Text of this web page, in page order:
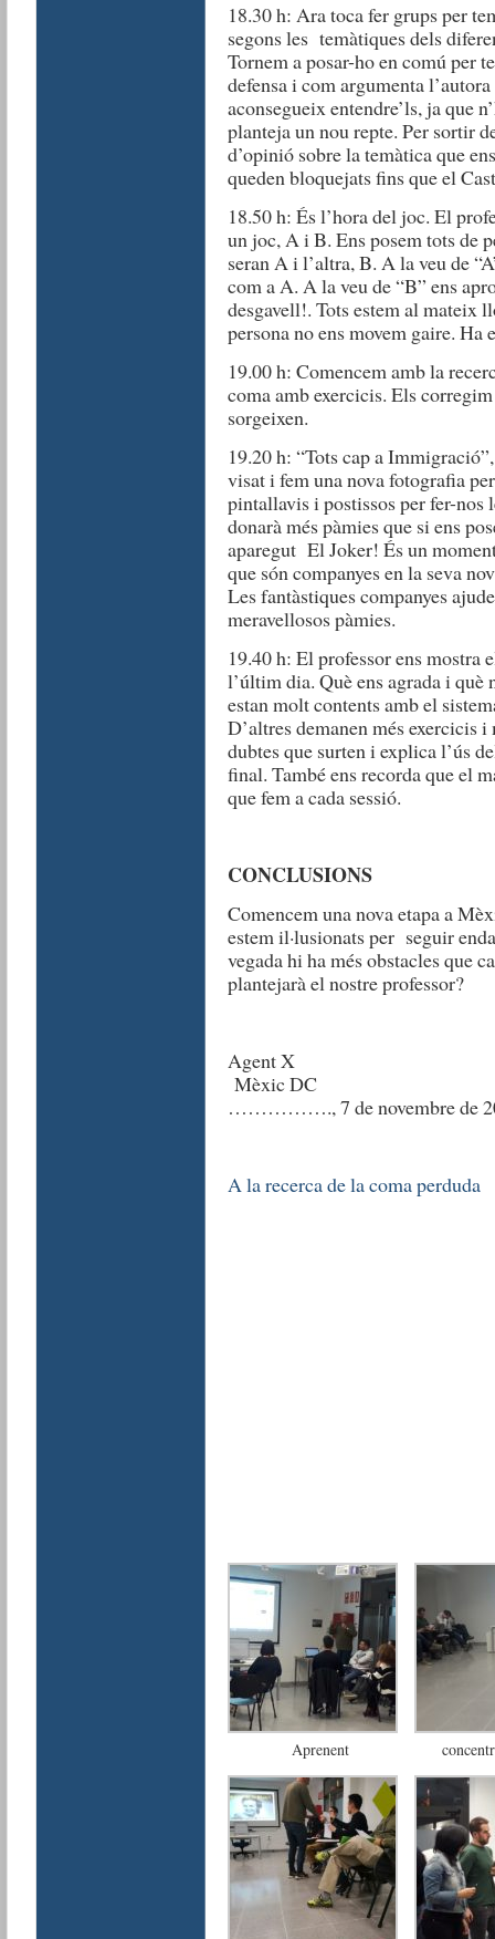
18.30 h: Ara toca fer grups per
segons les temàtiques dels
Tornem a posar-ho en comú per
defensa i com argumenta
aconsegueix entendre’ls, ja que
planteja un nou repte. Per sortir
d’opinió sobre la temàtica que
queden bloquejats fins queel
18.50 h: És l’hora del joc. El
un joc, A i B. Ens posem tots de
seran A i l’altra, B. A la veu de
com a A. A la veu de “B” ens
desgavell!. Tots estem al mateix
persona no ens movem gaire. Ha
19.00 h: Comencem amb la
coma amb exercicis. Els
sorgeixen.
19.20 h: “Tots cap a
visat i fem una nova fotografia
pintallavis i postissos per fer-nos
donarà més pàmies que si ens
aparegut El Joker! És un
que són companyes en la seva
Les fantàstiques companyes
meravellosos pàmies.
19.40 h: El professor ens mostra
l’últim dia. Què ens agrada i què
estan molt contents amb el
D’altres demanen més exercicis
dubtes que surten i explica l’ús
final. També ens recorda que el
que fem a cada sessió.
CONCLUSIONS
Comencem una nova etapa a
estem il·lusionats per seguir
vegada hi ha més obstacles que
plantejarà el nostre professor?
Agent X
Mèxic DC
……………., 7 de novembre de
A la recerca de la coma perduda
Aprenent